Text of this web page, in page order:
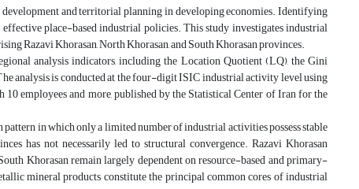
and territorial planning in developing economies. Identifying
place-based industrial policies. This study investigates industrial
Razavi Khorasan, North Khorasan, and South Khorasan provinces.
analysis indicators, including the Location Quotient (LQ), the Gini
analysis is conducted at the four-digit ISIC industrial activity level using
employees and more, published by the Statistical Center of Iran for the
in which only a limited number of industrial activities possess stable
has not necessarily led to structural convergence. Razavi Khorasan
Khorasan remain largely dependent on resource-based and primary-
mineral products constitute the principal common cores of industrial